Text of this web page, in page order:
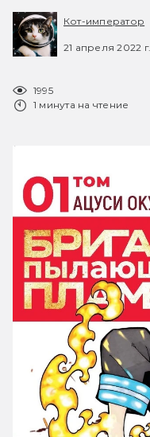
Кот-император
21 апреля 2022 г.
1995
1 минута на чтение